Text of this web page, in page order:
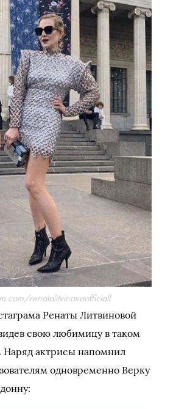
renatalitvinovaofficiall
Ренаты Литвиновой
свою любимицу в таком
Наряд актрисы напомнил
одновременно Верку